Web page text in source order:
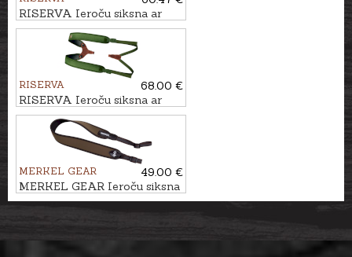
RISERVA Ieroču siksna ar
oglekļa šķiedras rakstu
CORDURA
RISERVA
68.00 €
RISERVA Ieroču siksna ar
divām lencēm CORDURA
MERKEL GEAR
49.00 €
MERKEL GEAR Ieroču siksna
HELIX